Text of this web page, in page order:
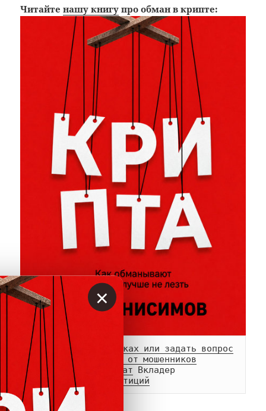
Читайтенашу книгу про обман в крипте:
Сообщить о мошенниках или задать вопрос
Памятка о возврате от мошенников
Телеграм-
чат
Белый список инвестиций
×